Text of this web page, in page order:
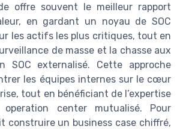
offre souvent le meilleur rapport
en gardant un noyau de SOC
les actifs les plus critiques, tout en
de masse et la chasse aux
SOC externalisé. Cette approche
les équipes internes sur le cœur
tout en bénéficiant de l’expertise
operation center mutualisé. Pour
construire un business case chiffré,